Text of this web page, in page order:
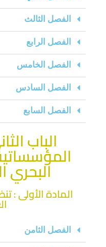
الفصل الثالث
الفصل الرابع
الفصل الخامس
الفصل السادس
الفصل السابع
الباب
المادة الأولى :
الفصل الثامن